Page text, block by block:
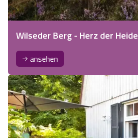
Wilseder Berg - Herz der Heide
ansehen